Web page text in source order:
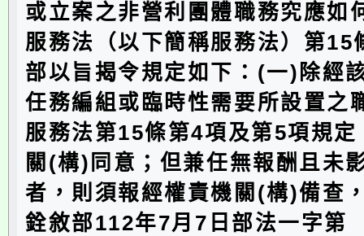
或立案之非營利團體職務究應如
服務法（以下簡稱服務法）第15
部以旨揭令規定如下：(一)除經
任務編組或臨時性需要所設置之
服務法第15條第4項及第5項規定
關(構)同意；但兼任無報酬且未
者，則須報經權責機關(構)備查
銓敘部112年7月7日部法一字第